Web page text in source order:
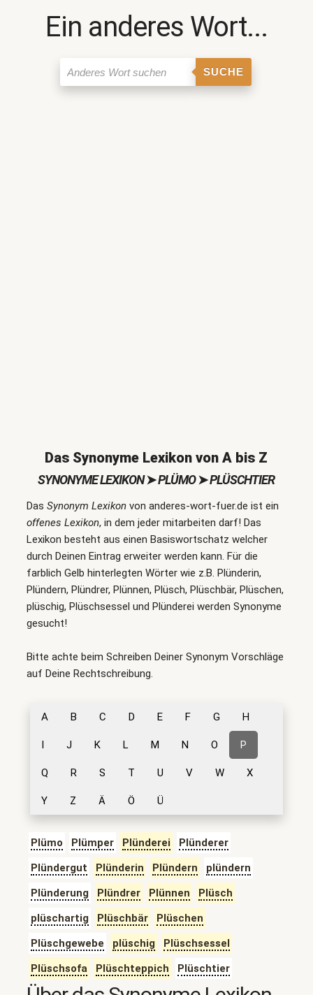
Ein anderes Wort...
SUCHE
Das Synonyme Lexikon von A bis Z
SYNONYME LEXIKON➤PLÜMO➤PLÜSCHTIER
Das Synonym Lexikonvon anderes-wort-fuer.de ist ein
offenes Lexikon, in dem jeder mitarbeiten darf! Das
Lexikon besteht aus einen Basiswortschatz welcher
durch Deinen Eintrag erweiter werden kann. Für die
farblich Gelb hinterlegten Wörter wie z.B. Plünderin,
Plündern, Plündrer, Plünnen, Plüsch, Plüschbär, Plüschen,
plüschig, Plüschsessel und Plünderei werden Synonyme
gesucht!
Bitte achte beim Schreiben Deiner Synonym Vorschläge
auf Deine Rechtschreibung.
A B C D E F G H
I J K L M N O P
Q R S T U V W X
Y Z Ä Ö Ü
Plümo Plümper Plünderei
Plünderer
Plündergut
Plünderin Plündern
plündern
Plünderung
Plündrer Plünnen
Plüsch
plüschartig
Plüschbär
Plüschen
Plüschgewebe
plüschig
Plüschsessel
Plüschsofa
Plüschteppich Plüschtier